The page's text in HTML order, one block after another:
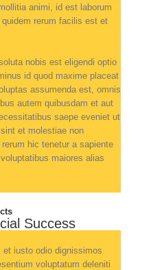
animi, id est laborum
rerum facilis est et
nobis est eligendi optio
id quod maxime placeat
assumenda est, omnis
autem quibusdam et aut
saepe eveniet ut
et molestiae non
hic tenetur a sapiente
maiores alias
Success
iusto odio dignissimos
voluptatum deleniti